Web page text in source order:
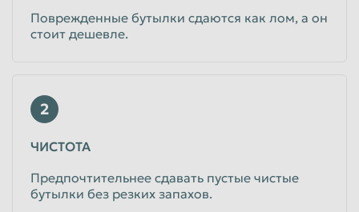
Поврежденные бутылки сдаются как лом, а он
стоит дешевле.
2
ЧИСТОТА
Предпочтительнее сдавать пустые чистые
бутылки без резких запахов.